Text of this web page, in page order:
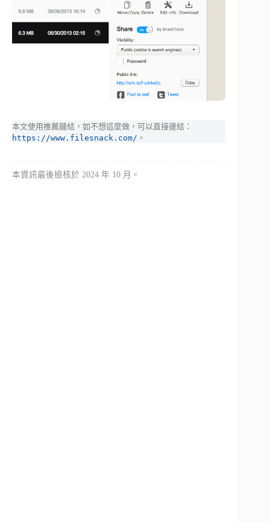
本文使用推薦鏈結，如不想這麼做，可以直接連結：
https://www.filesnack.com/ 。
本資訊最後檢核於 2024 年 10 月。